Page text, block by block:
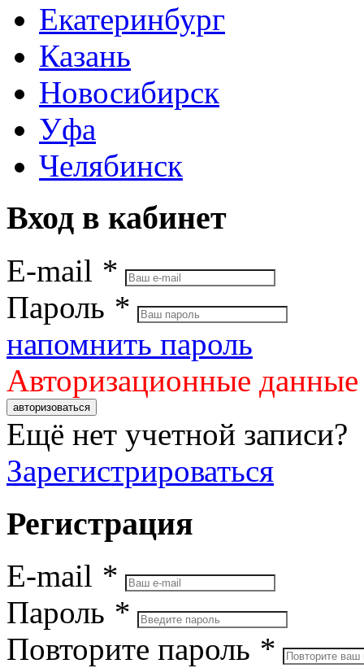
Екатеринбург
Казань
Новосибирск
Уфа
Челябинск
Вход в кабинет
E-mail *
Пароль *
напомнить пароль
Авторизационные
авторизоваться
Ещё нет учетной записи?
Зарегистрироваться
Регистрация
E-mail *
Пароль *
Повторите пароль *